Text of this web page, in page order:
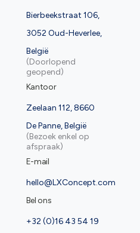
Bierbeekstraat 106,
3052 Oud-Heverlee,
België
(Doorlopend
geopend)
Kantoor
Zeelaan 112, 8660
De Panne, België
(Bezoek enkel op
afspraak)
E-mail
hello@LXConcept.com
Bel ons
+32 (0)16 43 54 19